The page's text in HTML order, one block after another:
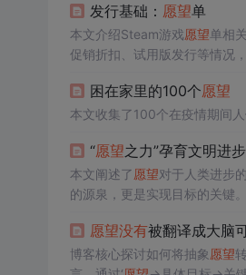
发行基础： 愿望单
本文介绍Steam游戏愿望单相
促销折扣、试用版发行等情况
困在家里的100个愿望
本文收集了100个在疫情期间
“愿望之力”孕育文明进步
本文阐述了愿望对于人类进步
的源泉，更是实现目标的关键
愿望没有被翻译成大脑
博客核心探讨如何将抽象愿望